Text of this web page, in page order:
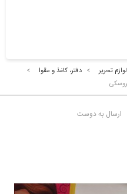
لوازم تحریر > دفتر، کاغذ و مقوا
>
ارسال به دوست